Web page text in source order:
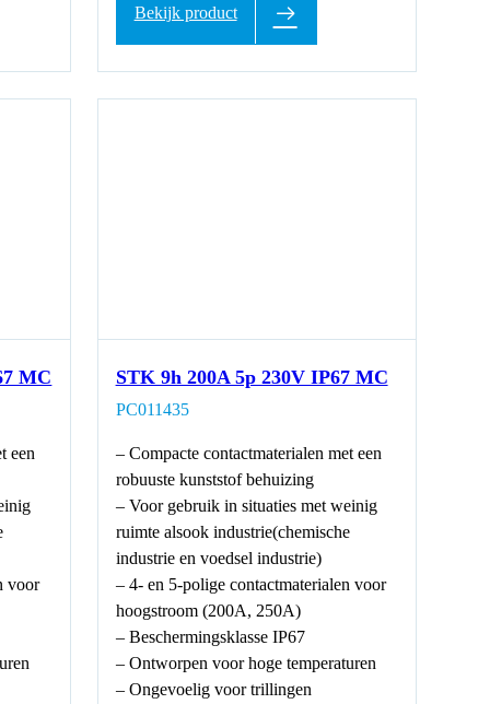
Bekijk product
MC
een
voor
STK 9h 200A 5p 230V IP67 MC
PC011435
– Compacte contactmaterialen met een
robuuste kunststof behuizing
– Voor gebruik in situaties met weinig
ruimte alsook industrie(chemische
industrie en voedsel industrie)
– 4- en 5-polige contactmaterialen voor
hoogstroom (200A, 250A)
– Beschermingsklasse IP67
– Ontworpen voor hoge temperaturen
– Ongevoelig voor trillingen